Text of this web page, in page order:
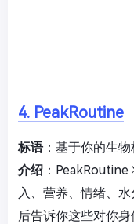
4. PeakRoutine
标语：基于你的生
介绍 ：
入、营养、情绪、
后告诉你这些对你